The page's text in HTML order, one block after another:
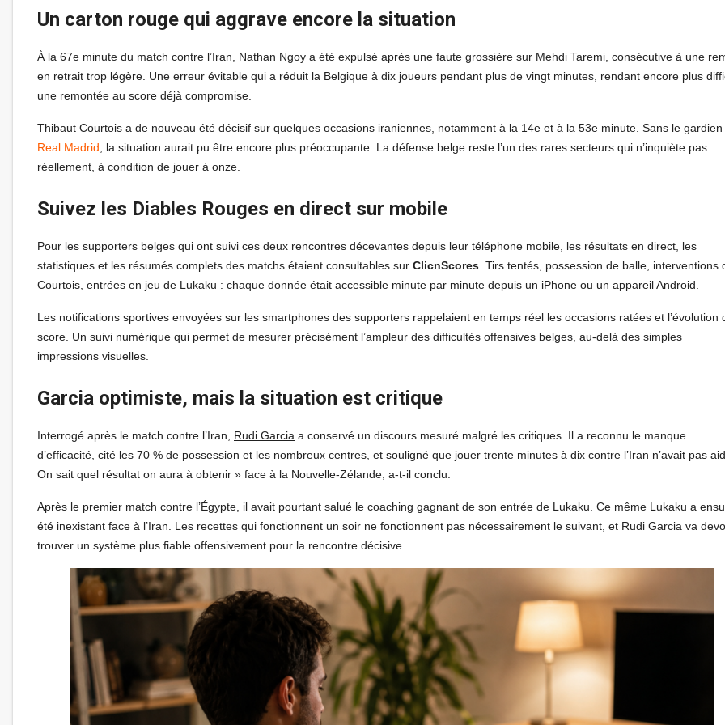
Un carton rouge qui aggrave encore la situation
À la 67e minute du match contre l’Iran, Nathan Ngoy a été expulsé après une faute grossière sur Mehdi Taremi, consécutive à une
en retrait trop légère. Une erreur évitable qui a réduit la Belgique à dix joueurs pendant plus de vingt minutes, rendant encore plus
une remontée au score déjà compromise.
Thibaut Courtois a de nouveau été décisif sur quelques occasions iraniennes, notamment à la 14e et à la 53e minute. Sans le gardien
Real Madrid , la situation aurait pu être encore plus préoccupante. La défense belge reste l’un des rares secteurs qui n’inquiète pas
réellement, à condition de jouer à onze.
Suivez les Diables Rouges en direct sur mobile
Pour les supporters belges qui ont suivi ces deux rencontres décevantes depuis leur téléphone mobile, les résultats en direct, les
statistiques et les résumés complets des matchs étaient consultables sur ClicnScores . Tirs tentés, possession de balle, interventions
Courtois, entrées en jeu de Lukaku : chaque donnée était accessible minute par minute depuis un iPhone ou un appareil Android.
Les notifications sportives envoyées sur les smartphones des supporters rappelaient en temps réel les occasions ratées et l’évolution
score. Un suivi numérique qui permet de mesurer précisément l’ampleur des difficultés offensives belges, au-delà des simples
impressions visuelles.
Garcia optimiste, mais la situation est critique
Interrogé après le match contre l’Iran, Rudi Garcia a conservé un discours mesuré malgré les critiques. Il a reconnu le manque
d’efficacité, cité les 70 % de possession et les nombreux centres, et souligné que jouer trente minutes à dix contre l’Iran n’avait pas
On sait quel résultat on aura à obtenir » face à la Nouvelle-Zélande, a-t-il conclu.
Après le premier match contre l’Égypte, il avait pourtant salué le coaching gagnant de son entrée de Lukaku. Ce même Lukaku a
été inexistant face à l’Iran. Les recettes qui fonctionnent un soir ne fonctionnent pas nécessairement le suivant, et Rudi Garcia va
trouver un système plus fiable offensivement pour la rencontre décisive.